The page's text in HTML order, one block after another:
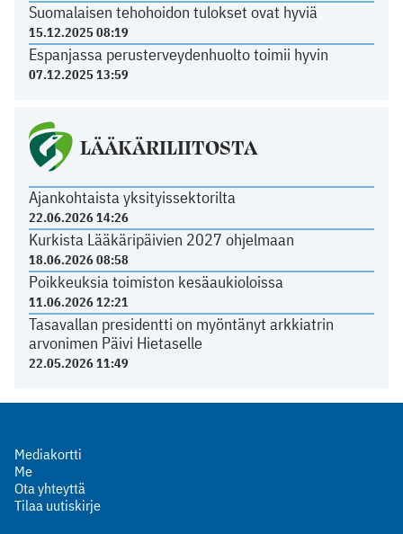
Suomalaisen tehohoidon tulokset ovat hyviä
15.12.2025 08:19
Espanjassa perusterveydenhuolto toimii hyvin
07.12.2025 13:59
LÄÄKÄRILIITOSTA
Ajankohtaista yksityissektorilta
22.06.2026 14:26
Kurkista Lääkäripäivien 2027 ohjelmaan
18.06.2026 08:58
Poikkeuksia toimiston kesäaukioloissa
11.06.2026 12:21
Tasavallan presidentti on myöntänyt arkkiatrin
arvonimen Päivi Hietaselle
22.05.2026 11:49
Mediakortti
Me
Ota yhteyttä
Tilaa uutiskirje